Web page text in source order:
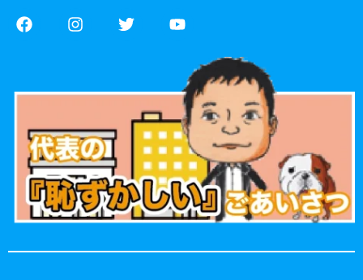
F
a
o
k
I
n
g
a
m
T
w
e
Y
o
u
b
e